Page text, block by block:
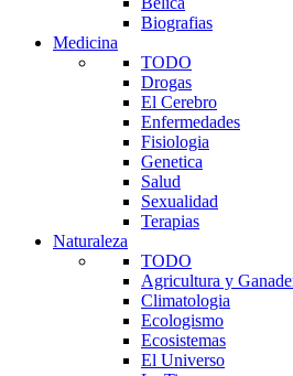
Biografias
Medicina
TODO
Drogas
El Cerebro
Enfermedades
Fisiologia
Genetica
Salud
Sexualidad
Terapias
Naturaleza
TODO
Agricultura y
Climatologia
Ecologismo
Ecosistemas
El Universo